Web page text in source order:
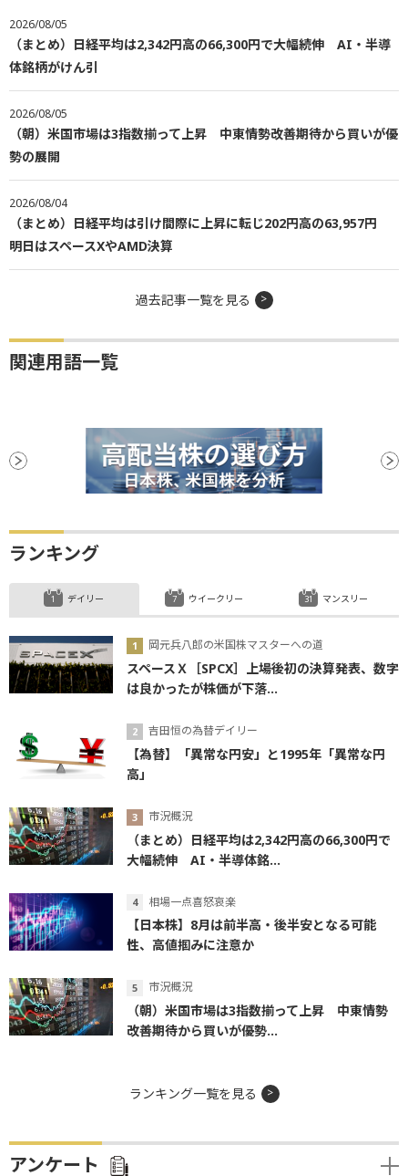
2026/08/05
（まとめ）日経平均は2,342円高の66,300円で大幅続伸 AI・半導
体銘柄がけん引
2026/08/05
（朝）米国市場は3指数揃って上昇 中東情勢改善期待から買いが優
勢の展開
2026/08/04
（まとめ）日経平均は引け間際に上昇に転じ202円高の63,957円
明日はスペースXやAMD決算
過去記事一覧を見る
関連用語一覧
ランキング
デイリー
岡元兵八郎の米国株マスターへの道
スペースＸ［SPCX］上場後初の決算発表、数字
は良かったが株価が下落...
吉田恒の為替デイリー
【為替】「異常な円安」と1995年「異常な円
高」
市況概況
（まとめ）日経平均は2,342円高の66,300円で
大幅続伸 AI・半導体銘...
相場一点喜怒哀楽
【日本株】8月は前半高・後半安となる可能
性、高値掴みに注意か
市況概況
（朝）米国市場は3指数揃って上昇 中東情勢
改善期待から買いが優勢...
ウイークリー マンスリー
ランキング一覧を見る
アンケート